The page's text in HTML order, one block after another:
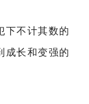
下不计其数的
成长和变强的